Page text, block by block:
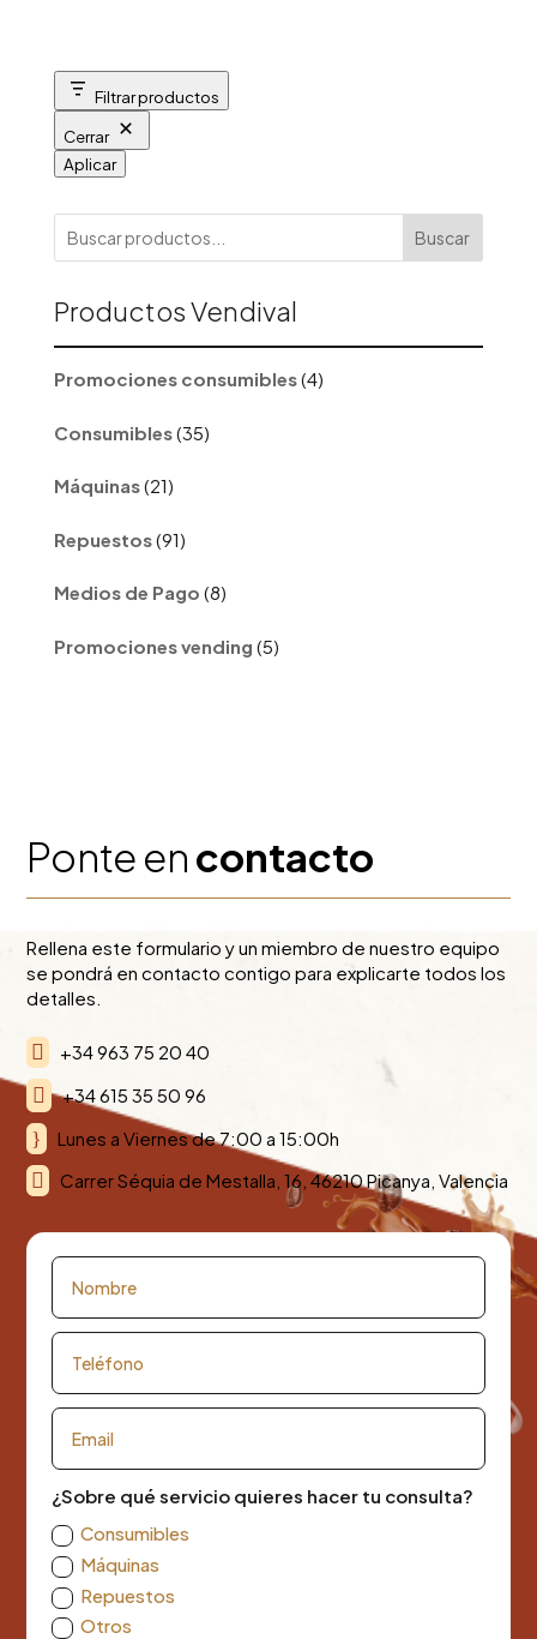
Filtrar productos
Cerrar
Aplicar
Buscar
Productos Vendival
Promociones consumibles 44
productos
Consumibles 35
productos
Máquinas 2121
productos
Repuestos 91
productos
Medios de Pago 88
productos
Promociones vending 5
productos
Ponte encontacto
Rellena este formulario y un miembro de nuestro equipo
se pondrá en contacto contigo para explicarte todos los
detalles.
 +34 963 75 20 40
 +34 615 35 50 96
} Lunes a Viernes de 7:00 a 15:00h
 Carrer Séquia de Mestalla, 16, 46210 Picanya, Valencia
¿Sobre qué servicio quieres hacer tu consulta?
Consumibles
Máquinas
Repuestos
Otros